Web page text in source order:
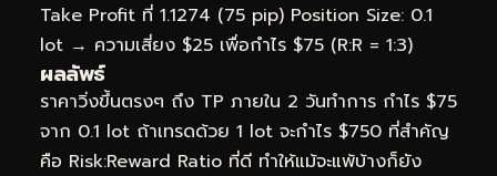
Take Profit ที่ 1.1274 (75 pip) Position Size: 0.1
lot → ความเสี่ยง $25 เพื่อกำไร $75 (R:R = 1:3)
ผลลัพธ์
ราคาวิ่งขึ้นตรงๆ ถึง TP ภายใน 2 วันทำการ กำไร $75
จาก 0.1 lot ถ้าเทรดด้วย 1 lot จะกำไร $750 ที่สำคัญ
คือ Risk:Reward Ratio ที่ดี ทำให้แม้จะแพ้บ้างก็ยัง